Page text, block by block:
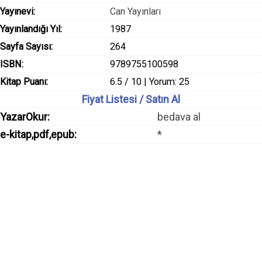
Yayınevi:
Can Yayınları
Yayınlandığı Yıl:
1987
Sayfa Sayısı:
264
ISBN:
9789755100598
Kitap Puanı:
6.5 / 10 | Yorum: 25
Fiyat Listesi / Satın Al
YazarOkur:
bedava al
e-kitap,pdf,epub:
*